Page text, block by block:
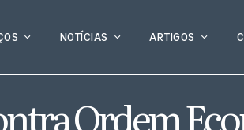
NOTÍCIAS ARTIGOS
Ordem